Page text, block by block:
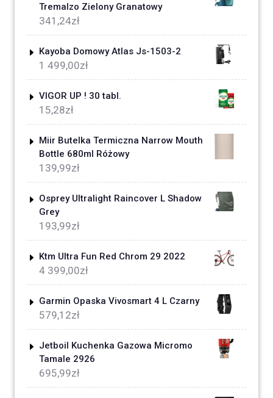
Tremalzo Zielony Granatowy
341,24zł
Kayoba Domowy Atlas Js-1503-2
1 499,00zł
VIGOR UP ! 30 tabl.
15,28zł
Miir Butelka Termiczna Narrow Mouth
Bottle 680ml Różowy
139,99zł
Osprey Ultralight Raincover L Shadow
Grey
193,99zł
Ktm Ultra Fun Red Chrom 29 2022
4 399,00zł
Garmin Opaska Vivosmart 4 L Czarny
579,12zł
Jetboil Kuchenka Gazowa Micromo
Tamale 2926
695,99zł